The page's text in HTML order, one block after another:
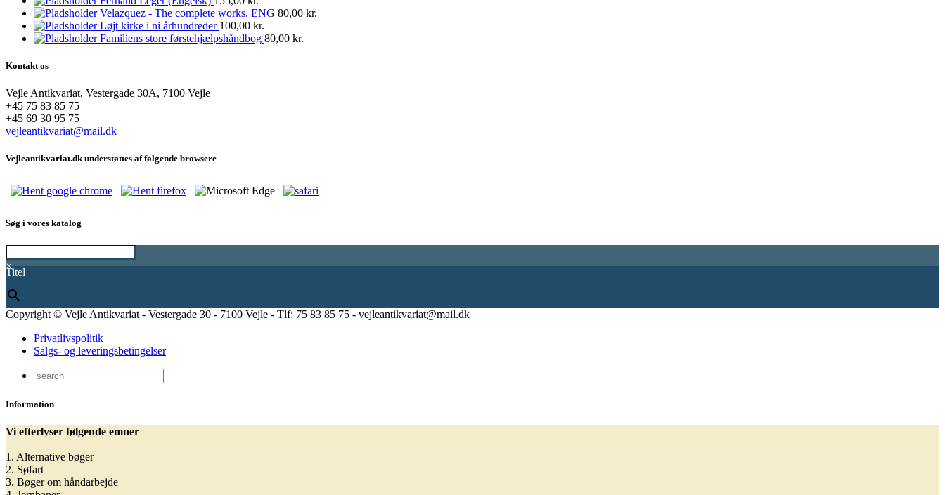
Velazquez - The complete works. ENG 80,00 kr.
Løjt kirke i ni århundreder 100,00 kr.
Familiens store førstehjælpshåndbog 80,00 kr.
Kontakt os
Vejle Antikvariat, Vestergade 30A, 7100 Vejle
+45 75 83 85 75
+45 69 30 95 75
vejleantikvariat@mail.dk
Vejleantikvariat.dk understøttes af følgende browsere
Søg i vores katalog
×
Titel
Copyright © Vejle Antikvariat - Vestergade 30 - 7100 Vejle - Tlf: 75 83 85 75 - vejleantikvariat@mail.dk
Privatlivspolitik
Salgs- og leveringsbetingelser
Information
Vi efterlyser følgende emner
1. Alternative bøger
2. Søfart
3. Bøger om håndarbejde